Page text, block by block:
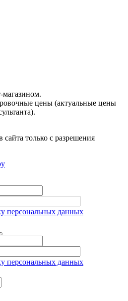
магазином.
цены (актуальные цены
только с разрешения
персональных данных
персональных данных